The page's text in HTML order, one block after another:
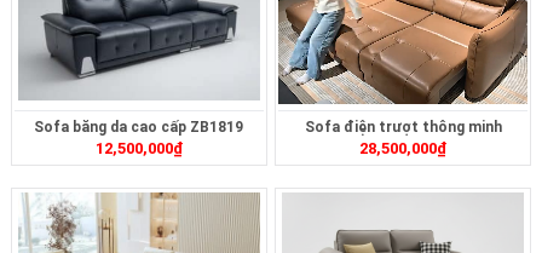
Sofa băng da cao cấp ZB1819
12,500,000₫
Sofa điện trượt thông minh
ZT2628
28,500,000₫